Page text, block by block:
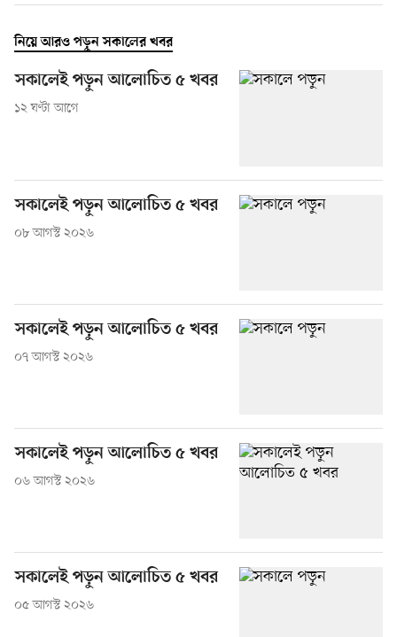
নিয়ে আরও পড়ুন সকালের খবর
সকালেই পড়ুন আলোচিত ৫ খবর
১২ ঘণ্টা আগে
সকালেই পড়ুন আলোচিত ৫ খবর
০৮ আগস্ট ২০২৬
সকালেই পড়ুন আলোচিত ৫ খবর
০৭ আগস্ট ২০২৬
সকালেই পড়ুন আলোচিত ৫ খবর
০৬ আগস্ট ২০২৬
সকালেই পড়ুন আলোচিত ৫ খবর
০৫ আগস্ট ২০২৬